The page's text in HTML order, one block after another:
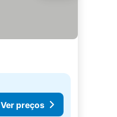
Ver preços